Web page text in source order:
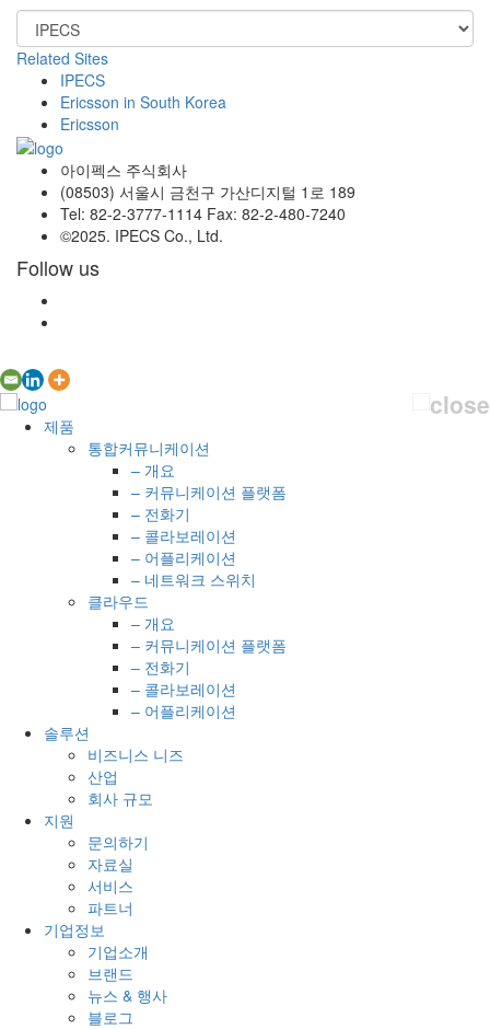
Related Sites
IPECS
Ericsson in South Korea
Ericsson
아이펙스 주식회사
(08503) 서울시 금천구 가산디지털 1로 189
Tel: 82-2-3777-1114 Fax: 82-2-480-7240
©2025. IPECS Co., Ltd.
Follow us
제품
통합커뮤니케이션
– 개요
– 커뮤니케이션 플랫폼
– 전화기
– 콜라보레이션
– 어플리케이션
– 네트워크 스위치
클라우드
– 개요
– 커뮤니케이션 플랫폼
– 전화기
– 콜라보레이션
– 어플리케이션
솔루션
비즈니스 니즈
산업
회사 규모
지원
문의하기
자료실
서비스
파트너
기업정보
기업소개
브랜드
뉴스 & 행사
블로그